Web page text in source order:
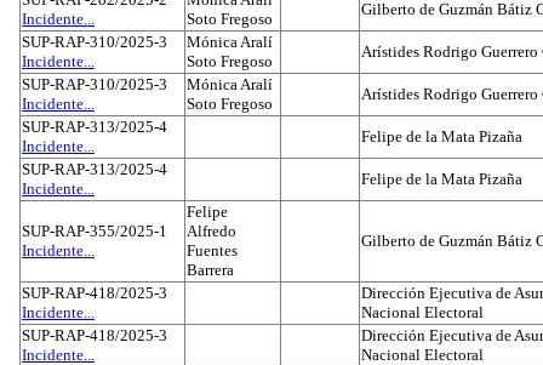
Incidente...
Soto Fregoso
Gilberto de Guzmán Bátiz
SUP-RAP-310/2025-3
Incidente...
Mónica Aralí
Soto Fregoso
Arístides Rodrigo Guerrero
SUP-RAP-310/2025-3
Incidente...
Mónica Aralí
Soto Fregoso
Arístides Rodrigo Guerrero
SUP-RAP-313/2025-4
Incidente...
Felipe de la Mata Pizaña
SUP-RAP-313/2025-4
Incidente...
Felipe de la Mata Pizaña
SUP-RAP-355/2025-1
Incidente...
Felipe
Alfredo
Fuentes
Barrera
Gilberto de Guzmán Bátiz
SUP-RAP-418/2025-3
Incidente...
Dirección Ejecutiva de
Nacional Electoral
SUP-RAP-418/2025-3
Incidente...
Dirección Ejecutiva de
Nacional Electoral